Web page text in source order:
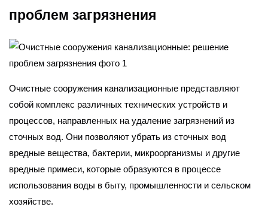
проблем загрязнения
Очистные сооружения канализационные представляют
собой комплекс различных технических устройств и
процессов, направленных на удаление загрязнений из
сточных вод. Они позволяют убрать из сточных вод
вредные вещества, бактерии, микроорганизмы и другие
вредные примеси, которые образуются в процессе
использования воды в быту, промышленности и сельском
хозяйстве.